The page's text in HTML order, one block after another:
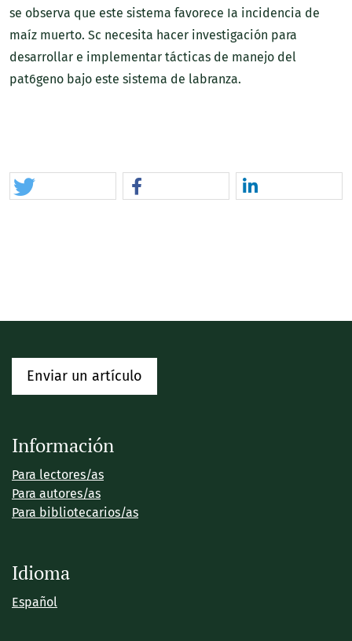
se observa que este sistema favorece Ia incidencia de
maíz muerto. Sc necesita hacer investigación para
desarrollar e implementar tácticas de manejo del
pat6geno bajo este sistema de labranza.
Enviar un artículo
Información
Para lectores/as
Para autores/as
Para bibliotecarios/as
Idioma
Español